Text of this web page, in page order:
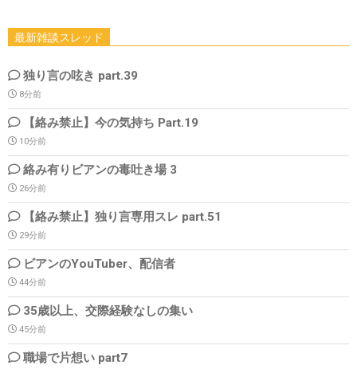
最新雑談スレッド
独り言の呟き part.39
8分前
【絡み禁止】今の気持ち Part.19
10分前
絡み有りビアンの毒吐き場 3
26分前
【絡み禁止】独り言専用スレ part.51
29分前
ビアンのYouTuber、配信者
44分前
35歳以上、交際経験なしの集い
45分前
職場で片想い part7